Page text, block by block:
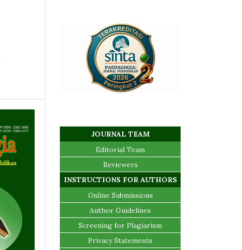
JOURNAL TEAM
Editorial Team
Reviewers
INSTRUCTIONS FOR AUTHORS
Online Submissions
Author Guidelines
Screening for Plagiarism
Privacy Statements